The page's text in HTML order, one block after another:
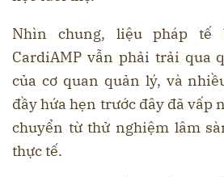
Nhìn chung, liệu pháp tế
CardiAMP vẫn phải trải qua
của cơ quan quản lý, và
đầy hứa hẹn trước đây đã vấp
chuyển từ thử nghiệm lâm
thực tế.